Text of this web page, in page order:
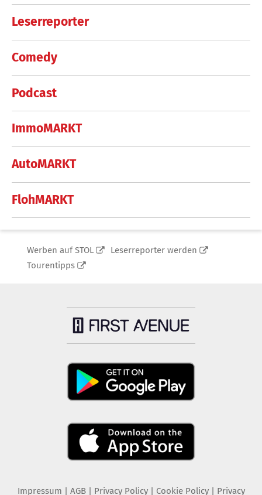
Leserreporter
Comedy
Podcast
ImmoMARKT
AutoMARKT
FlohMARKT
Werben auf STOL
Leserreporter werden
Tourentipps
Impressum AGB Privacy Policy| Cookie Policy| Privacy